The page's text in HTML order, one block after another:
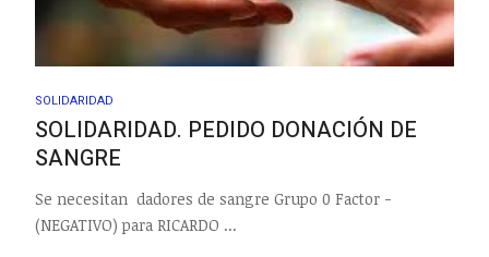
SOLIDARIDAD
SOLIDARIDAD. PEDIDO DONACIÓN DE
SANGRE
Se necesitan dadores de sangre Grupo 0 Factor -
(NEGATIVO) para RICARDO ...